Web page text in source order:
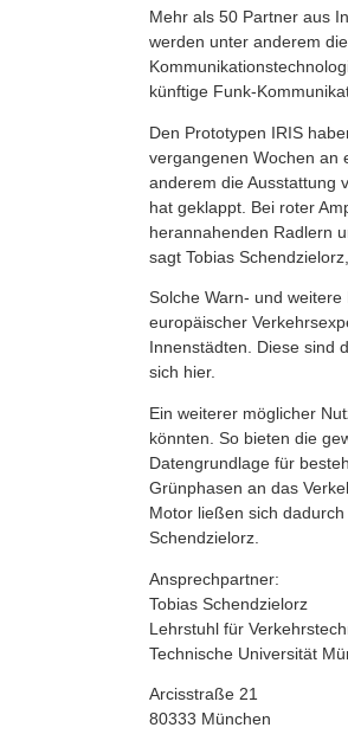
Mehr als 50 Partner aus
werden unter anderem
künftige Funk-
Den Prototypen IRIS
vergangenen Wochen an
anderem die Ausstattung
hat geklappt. Bei roter
herannahenden Radlern
sagt Tobias
Solche Warn- und
europäischer
Innenstädten. Diese sind
sich hier.
Ein weiterer möglicher
könnten. So bieten die
Datengrundlage für
Grünphasen an das
Motor ließen sich
Schendzielorz.
Ansprechpartner:
Tobias Schendzielorz
Lehrstuhl für
Technische Universität
Arcisstraße 21
80333 München